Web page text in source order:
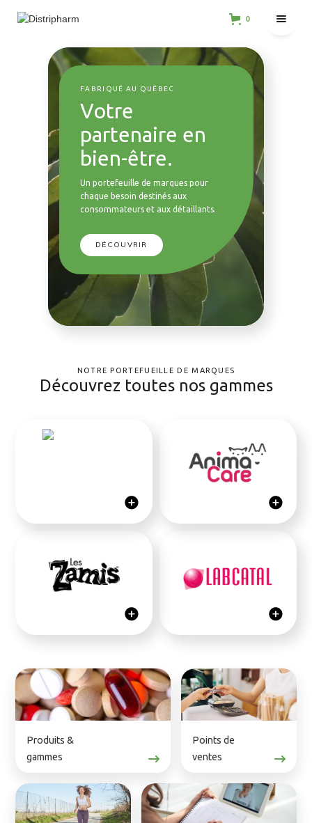
0
FABRIQUÉ AU QUÉBEC
Votre
partenaire en
bien-être.
Un portefeuille de marques pour
chaque besoin destinés aux
consommateurs et aux détaillants.
DÉCOUVRIR
NOTRE PORTEFUEILLE DE MARQUES
Découvrez toutes nos gammes
sont composées d’extraits
de plantes médicinales à
haute concentration
Découvrir
innovantes pour la santé des
chiens et chats.
Découvrir
naturelles pour les enfants,
alliant phytothérapie,
homéopathie et
nutrithérapie.
LABCATAL fabrique des
oligo-éléments de première
qualité (Oligosol ®)
Produits &
gammes
Points de
ventes